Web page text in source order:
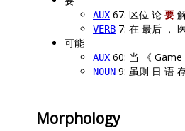
AUX 67: 区位 论 要
VERB 7: 在 最后 ，
可能
AUX 60: 当 《
NOUN 9: 虽则 日 语
Morphology